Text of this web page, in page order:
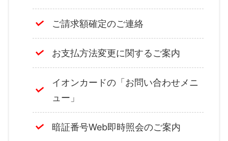
ご請求額確定のご連絡
お支払方法変更に関するご案内
イオンカードの「お問い合わせメニ
ュー」
暗証番号Web即時照会のご案内